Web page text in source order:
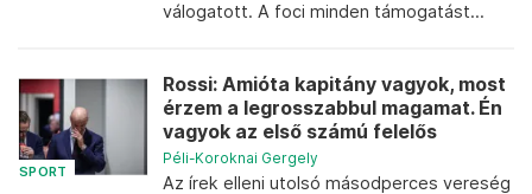
válogatott. A foci minden támogatást...
SPORT
Rossi: Amióta kapitány vagyok, most
érzem a legrosszabbul magamat. Én
vagyok az első számú felelős
Péli-Koroknai Gergely
Az írek elleni utolsó másodperces vereség